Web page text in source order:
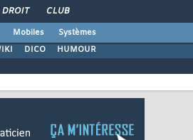
DROIT CLUB
Mobiles
Systèmes
DICO HUMOUR